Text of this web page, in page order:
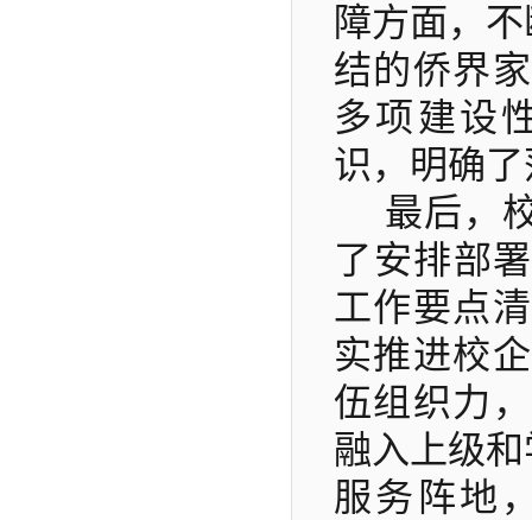
障方面，
结的侨界
多项建设
识，明确
最后，
了安排部
工作要点
实推进校
伍组织力
融入上级
服务阵地